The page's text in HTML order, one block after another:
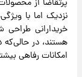
پرتقاضا از
خریدارانی
هستند، در حالی‌که
امکانات رفاهی